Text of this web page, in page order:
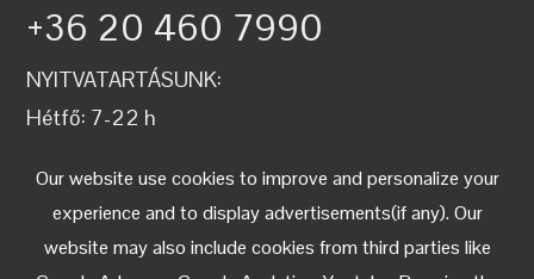
Our website use cookies to improve and personalize your
experience and to display advertisements(if any). Our
website may also include cookies from third parties like
+36 20 460 7990
NYITVATARTÁSUNK:
Hétfő: 7-22 h
Szerda: 7-22 h
Csütörtök: 7-22 h
Péntek: 7-22 h